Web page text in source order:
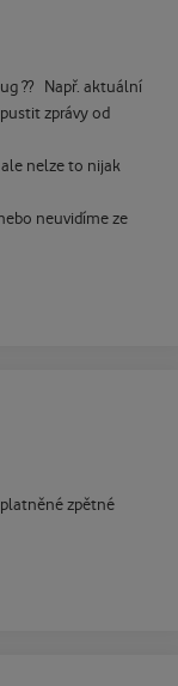
?? Např. aktuální
zprávy od
ale nelze to nijak
neuvidíme ze
zpětné